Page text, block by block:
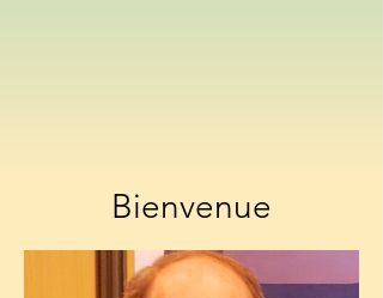
Bienvenue